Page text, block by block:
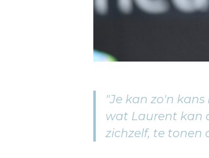
"Je kan zo'n
wat Laurent kan
zichzelf, te tonen